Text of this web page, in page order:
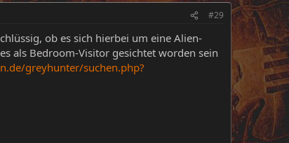
#29
ob es sich hierbei um eine Alien-
als Bedroom-Visitor gesichtet worden sein
greyhunter/suchen.php?